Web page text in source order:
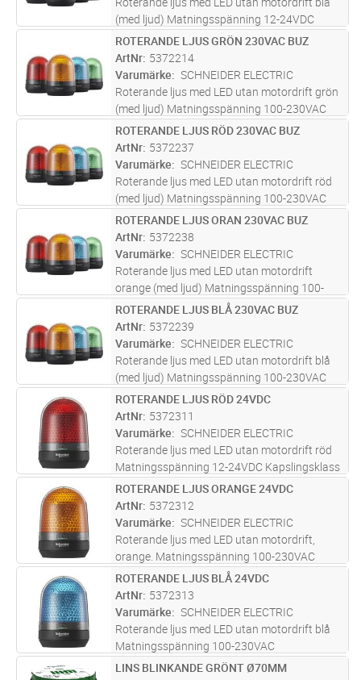
(med ljud) Matningsspänning 12-24VDC
Kapslingsklass IP65
ST Lägg i kundvagn
ROTERANDE LJUS GRÖN 230VAC BUZ
ArtNr 5372214
Varumärke
SCHNEIDER ELECTRIC
Roterande ljus med LED utan motordrift grön
(med ljud) Matningsspänning 100-230VAC
Kapslingsklass IP65
ST Lägg i kundvagn
ROTERANDE LJUS RÖD 230VAC BUZ
ArtNr 5372237
Varumärke
SCHNEIDER ELECTRIC
Roterande ljus med LED utan motordrift röd
(med ljud) Matningsspänning 100-230VAC
Kapslingsklass IP65
ST Lägg i kundvagn
ROTERANDE LJUS ORAN 230VAC BUZ
ArtNr 5372238
Varumärke
SCHNEIDER ELECTRIC
Roterande ljus med LED utan motordrift
orange (med ljud) Matningsspänning 100-
230VAC Kapslingsklass IP65
ST Lägg i kundvagn
ROTERANDE LJUS BLÅ 230VAC BUZ
ArtNr 5372239
Varumärke
SCHNEIDER ELECTRIC
Roterande ljus med LED utan motordrift blå
(med ljud) Matningsspänning 100-230VAC
Kapslingsklass IP65
ST Lägg i kundvagn
ROTERANDE LJUS RÖD 24VDC
ArtNr 5372311
Varumärke
SCHNEIDER ELECTRIC
Roterande ljus med LED utan motordrift röd
Matningsspänning 12-24VDC Kapslingsklass
IP65
ST Lägg i kundvagn
ROTERANDE LJUS ORANGE 24VDC
ArtNr 5372312
Varumärke
SCHNEIDER ELECTRIC
Roterande ljus med LED utan motordrift,
orange. Matningsspänning 100-230VAC
Kapslingsklass IP65
ST Lägg i kundvagn
ROTERANDE LJUS BLÅ 24VDC
ArtNr 5372313
Varumärke
SCHNEIDER ELECTRIC
Roterande ljus med LED utan motordrift blå
Matningsspänning 100-230VAC
Kapslingsklass IP65
ST Lägg i kundvagn
LINS BLINKANDE GRÖNT Ø70MM